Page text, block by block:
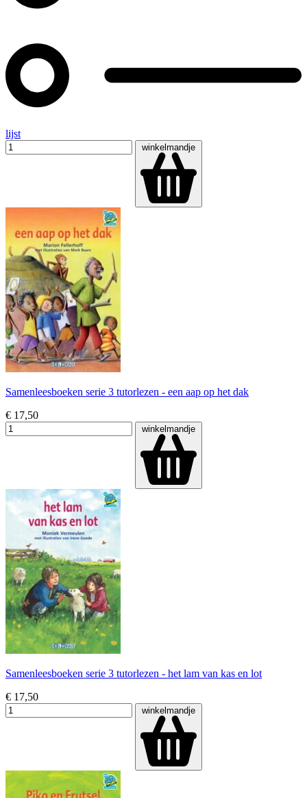
lijst
winkelmandje
Samenleesboeken serie 3 tutorlezen - een aap op het dak
€ 17,50
winkelmandje
Samenleesboeken serie 3 tutorlezen - het lam van kas en lot
€ 17,50
winkelmandje